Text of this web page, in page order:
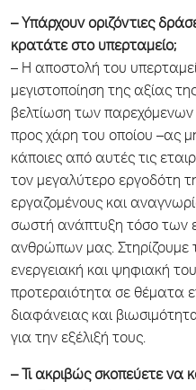
– Υπάρχουν οριζόντιες
κρατάτε στο υπερταμείο;
– Η αποστολή του
μεγιστοποίηση της αξίας
βελτίωση των παρεχόμενων
προς χάρη του οποίου –ας
κάποιες από αυτές τις
τον μεγαλύτερο εργοδότη
εργαζομένους και
σωστή ανάπτυξη τόσο των
ανθρώπων μας. Στηρίζουμε
ενεργειακή και ψηφιακή
προτεραιότητα σε θέματα
διαφάνειας και
για την εξέλιξή τους.
– Τι ακριβώς σκοπεύετε να